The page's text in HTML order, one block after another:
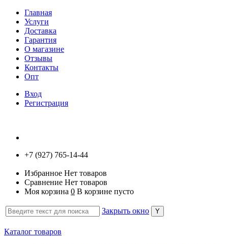
Главная
Услуги
Доставка
Гарантия
О магазине
Отзывы
Контакты
Опт
Вход
Регистрация
+7 (927) 765-14-44
Избранное Нет товаров
Сравнение Нет товаров
Моя корзина 0 В корзине пусто
Закрыть окно
Каталог товаров